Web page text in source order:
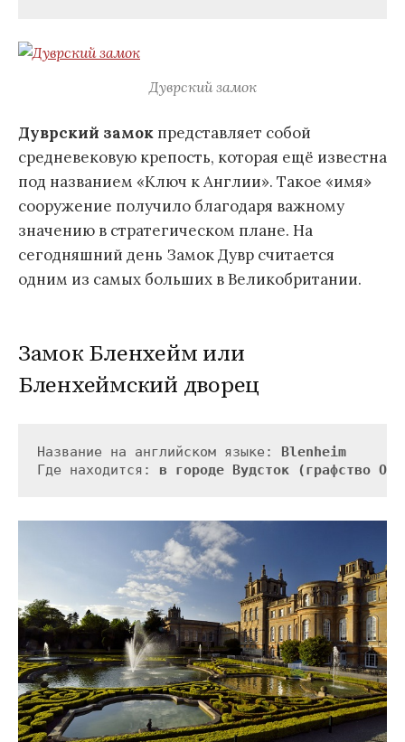
Дуврский замок
Дуврский замок представляет собой
средневековую крепость, которая ещё известна
под названием «Ключ к Англии». Такое «имя»
сооружение получило благодаря важному
значению в стратегическом плане. На
сегодняшний день Замок Дувр считается
одним из самых больших в Великобритании.
Замок Бленхейм или
Бленхеймский дворец
Название на английском языке: Blenheim
Где находится: в городе Вудсток (графство